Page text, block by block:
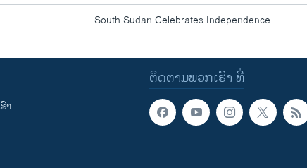
South Sudan Celebrates Independence
ຕິດຕາມພວກເຮົາ ທີ່
າ